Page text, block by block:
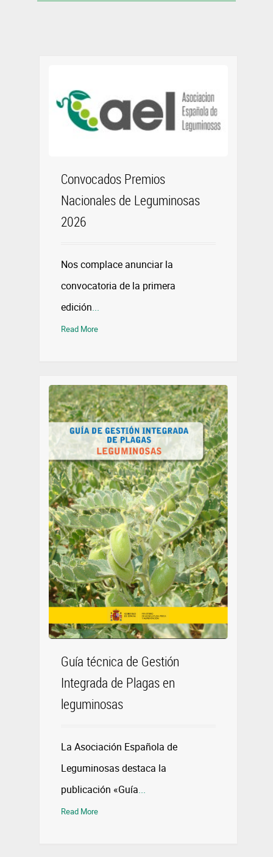
Convocados Premios
Nacionales de Leguminosas
2026
Nos complace anunciar la
convocatoria de la primera
edición...
Read More
Guía técnica de Gestión
Integrada de Plagas en
leguminosas
La Asociación Española de
Leguminosas destaca la
publicación «Guía...
Read More